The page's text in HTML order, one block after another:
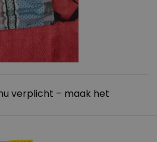
verplicht – maak het